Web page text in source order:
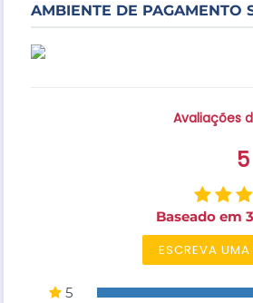
AMBIENTE DE PAGAMENTO
Avaliações
5
Baseado em
ESCREVA
5